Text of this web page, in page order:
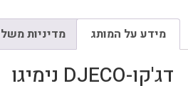
מידע על המותג מדיניות
דג'קו-DJECO נימיגו